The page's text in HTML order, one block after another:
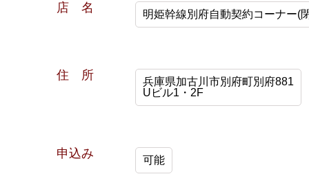
店 名 明姫幹線別府自動契約コーナー(
住 所
兵庫県加古川市別府町別府881
Uビル1・2F
申込み 可能